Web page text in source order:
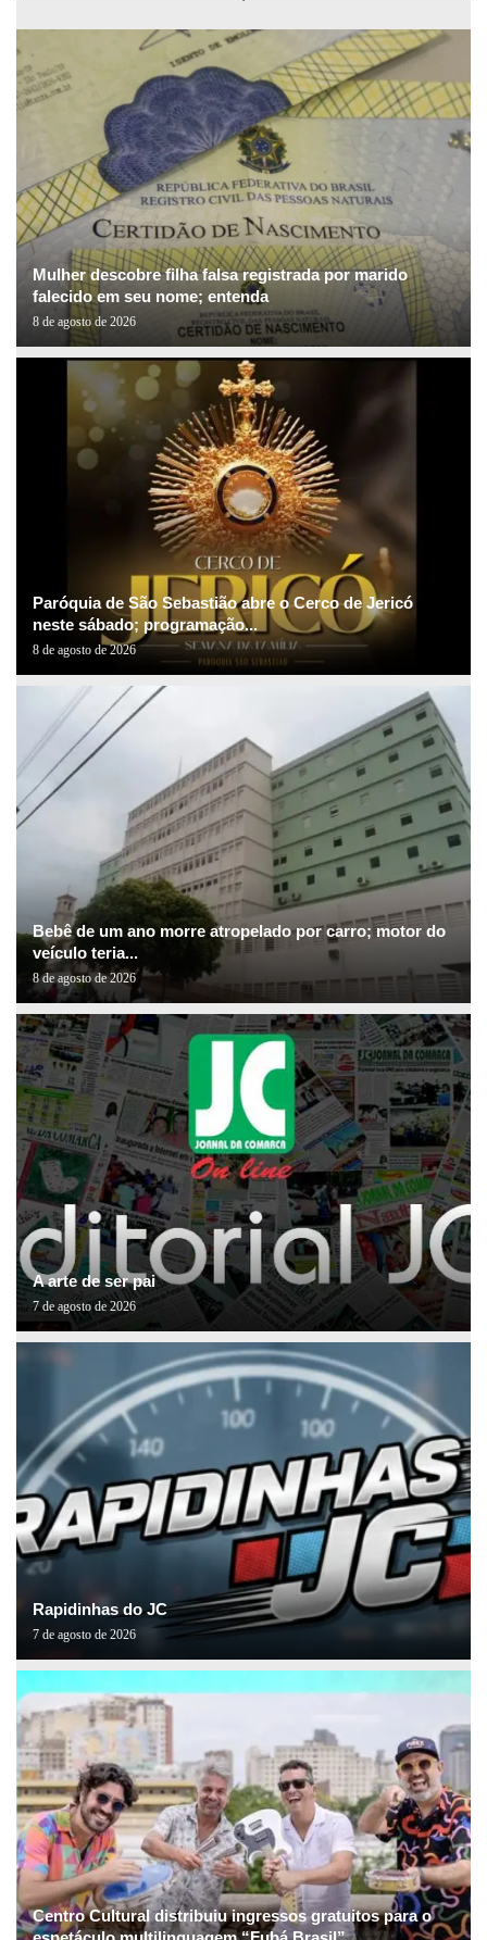
Mulher descobre filha falsa registrada por marido
falecido em seu nome; entenda
8 de agosto de 2026
Paróquia de São Sebastião abre o Cerco de Jericó
neste sábado; programação...
8 de agosto de 2026
Bebê de um ano morre atropelado por carro; motor do
veículo teria...
8 de agosto de 2026
A arte de ser pai
7 de agosto de 2026
Rapidinhas do JC
7 de agosto de 2026
Centro Cultural distribuiu ingressos gratuitos para o